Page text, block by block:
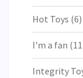
Hot Toys (6)
I'm a fan
Integrity